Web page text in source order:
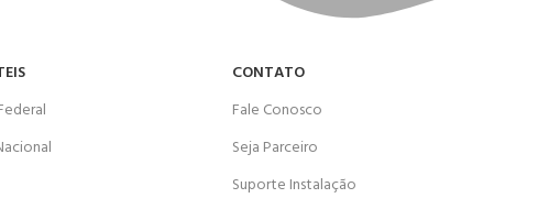
CONTATO
Fale Conosco
Seja Parceiro
Suporte Instalação